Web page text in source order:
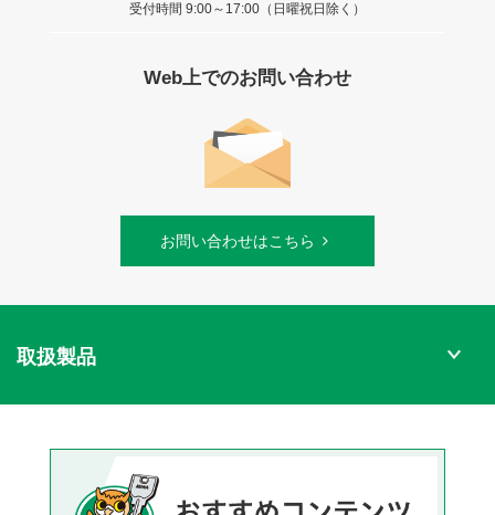
受付時間 9:00～17:00（日曜祝日除く）
Web上でのお問い合わせ
お問い合わせはこちら
取扱製品